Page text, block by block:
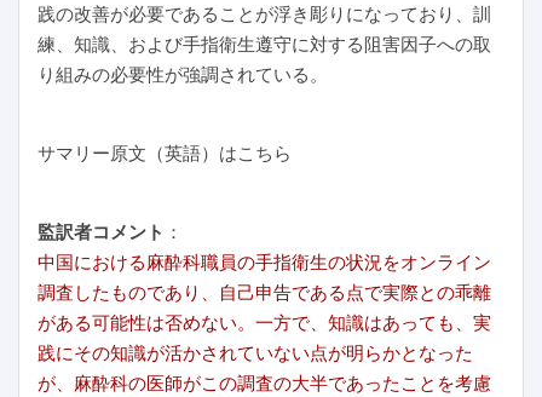
践の改善が必要であることが浮き彫りになっており、訓
練、知識、および手指衛生遵守に対する阻害因子への取
り組みの必要性が強調されている。
サマリー原文（英語）はこちら
監訳者コメント ：
中国における麻酔科職員の手指衛生の状況をオンライン
調査したものであり、自己申告である点で実際との乖離
がある可能性は否めない。一方で、知識はあっても、実
践にその知識が活かされていない点が明らかとなった
が、麻酔科の医師がこの調査の大半であったことを考慮